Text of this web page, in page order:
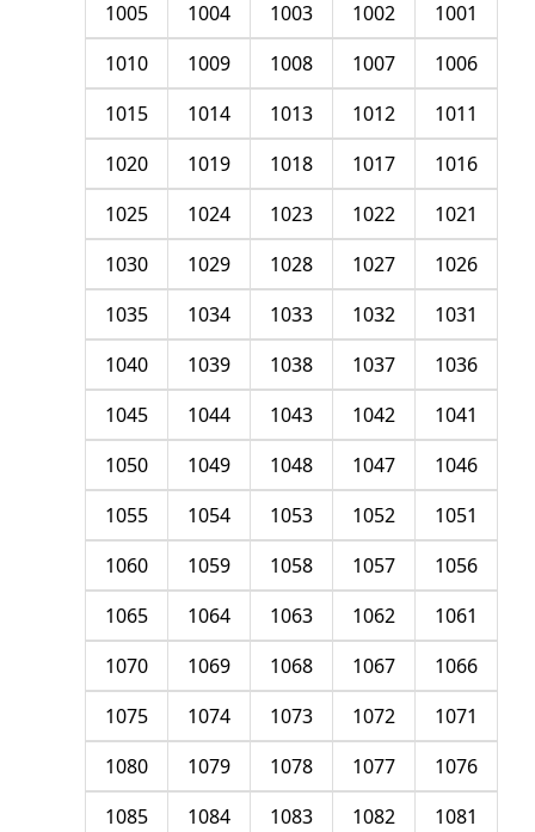
1001
1002
1003
1004
1005
1006
1007
1008
1009
1010
1011
1012
1013
1014
1015
1016
1017
1018
1019
1020
1021
1022
1023
1024
1025
1026
1027
1028
1029
1030
1031
1032
1033
1034
1035
1036
1037
1038
1039
1040
1041
1042
1043
1044
1045
1046
1047
1048
1049
1050
1051
1052
1053
1054
1055
1056
1057
1058
1059
1060
1061
1062
1063
1064
1065
1066
1067
1068
1069
1070
1071
1072
1073
1074
1075
1076
1077
1078
1079
1080
1081
1082
1083
1084
1085